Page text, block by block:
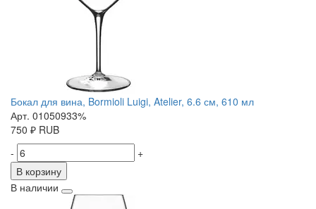
Бокал для вина, Bormioli Luigi, Atelier, 6.6 см, 610 мл
Арт. 01050933%
750 ₽ RUB
-
+
В корзину
В наличии